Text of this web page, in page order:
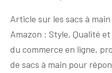
Article sur les sacs à
Amazon : Style, Qualité
du commerce en ligne,
de sacs à main pour